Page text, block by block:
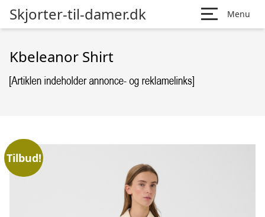
Skjorter-til-damer.dk Menu
Kbeleanor Shirt
Tilbud!